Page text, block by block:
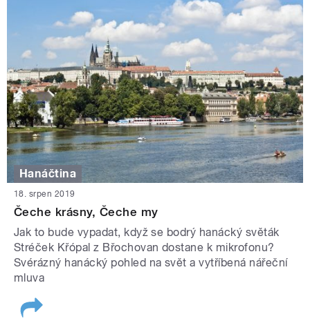
Hanáčtina
18. srpen 2019
Čeche krásny, Čeche my
Jak to bude vypadat, když se bodrý hanácký světák
Stréček Křópal z Břochovan dostane k mikrofonu?
Svérázný hanácký pohled na svět a vytříbená nářeční
mluva